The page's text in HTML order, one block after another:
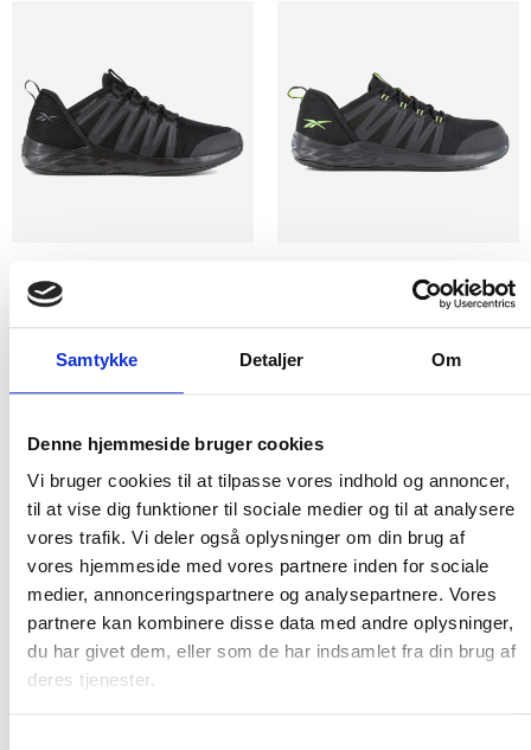
Samtykke Detaljer Om
Denne hjemmeside bruger cookies
Vi bruger cookies til at tilpasse vores indhold og annoncer,
til at vise dig funktioner til sociale medier og til at analysere
vores trafik. Vi deler også oplysninger om din brug af
vores hjemmeside med vores partnere inden for sociale
medier, annonceringspartnere og analysepartnere. Vores
partnere kan kombinere disse data med andre oplysninger,
du har givet dem, eller som de har indsamlet fra din brug af
deres tjenester.
Reebok athletic astroride sko
Reebok
DKK 1.498,75m. moms
Vælg muligheder
Reebok athletic astroride
sikkerhedssko
Reebok